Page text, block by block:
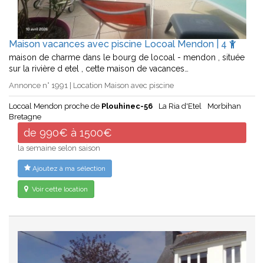
Maison vacances avec piscine Locoal Mendon | 4
maison de charme dans le bourg de locoal - mendon , située
sur la rivière d etel , cette maison de vacances…
Annonce n° 1991 | Location Maison avec piscine
Locoal Mendon proche de Plouhinec-56 La Ria d'Etel
Morbihan
Bretagne
de 990€ à 1500€
la semaine selon saison
Ajoutez à ma sélection
Voir cette location